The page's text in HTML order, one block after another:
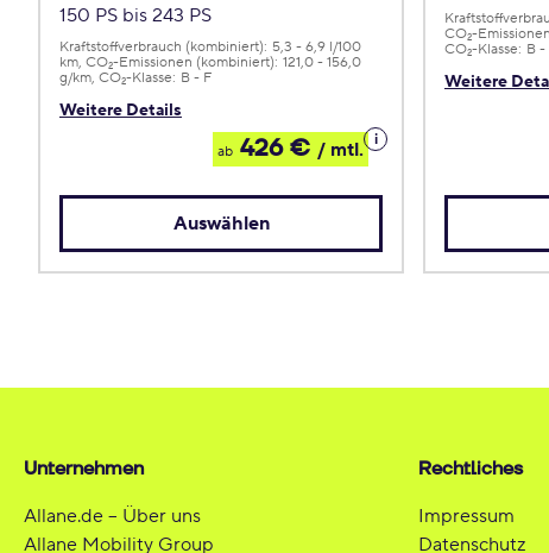
150 PS bis 243 PS
Weitere Details
Kraftstoffverbrauch (kombiniert): 5,3 - 6,9 l/100
km CO2-Emissionen (kombiniert): 121,0 - 156,0
g/km CO2-Klasse: B - F
ab 426 € / mtl.
Details
zum
Auswählen
Weitere
CO2-
CO2-Klasse: B -
Unternehmen
Allane.de – Über uns
Allane Mobility Group
Rechtliches
Impressum
Datenschutz